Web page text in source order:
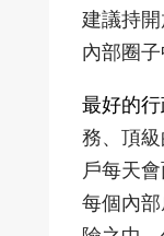
建議持
內部圈
最好的
務、頂
戶每天
每個內